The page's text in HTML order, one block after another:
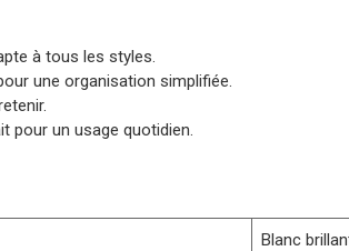
à tous les styles.
une organisation simplifiée.
pour un usage quotidien.
Blanc